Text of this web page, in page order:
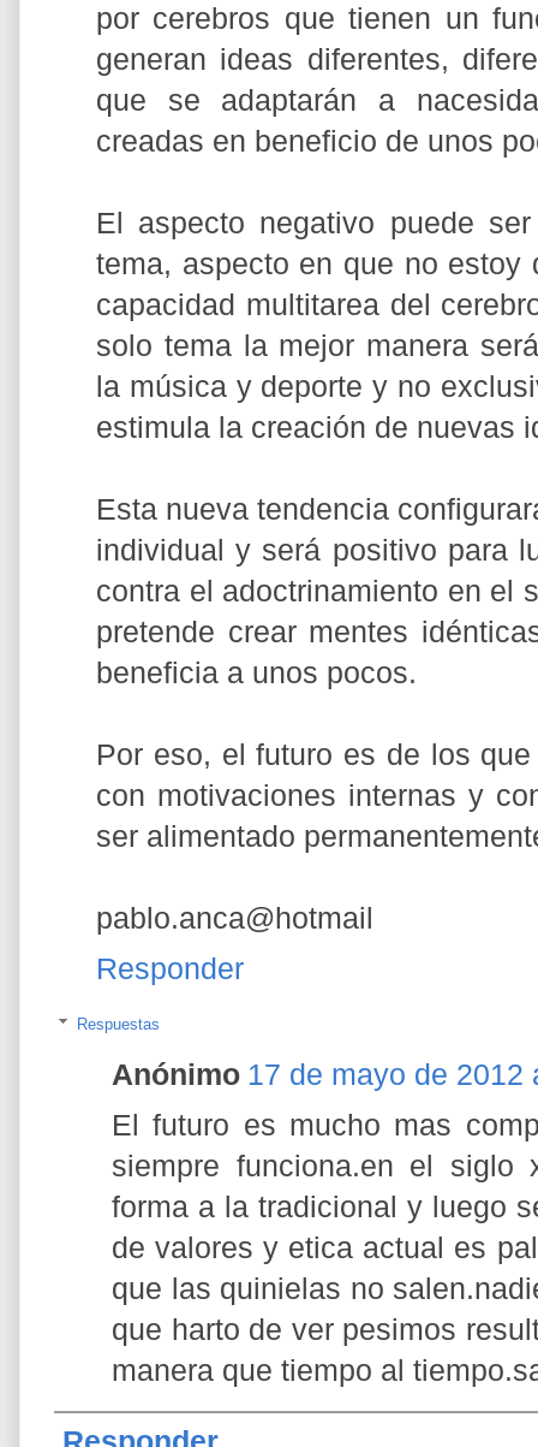
por cerebros que tienen un
generan ideas diferentes,
que se adaptarán a
creadas en beneficio de unos
El aspecto negativo puede
tema, aspecto en que no
capacidad multitarea del
solo tema la mejor manera
la música y deporte y no
estimula la creación de nuevas
Esta nueva tendencia
individual y será positivo para
contra el adoctrinamiento en el
pretende crear mentes
beneficia a unos pocos.
Por eso, el futuro es de los
con motivaciones internas y
ser alimentado
pablo.anca@hotmail
Responder
Respuestas
Anónimo 17 de mayo de 2012
El futuro es mucho mas
siempre funciona.en el
forma a la tradicional y luego
de valores y etica actual es
que las quinielas no
que harto de ver pesimos
manera que tiempo al